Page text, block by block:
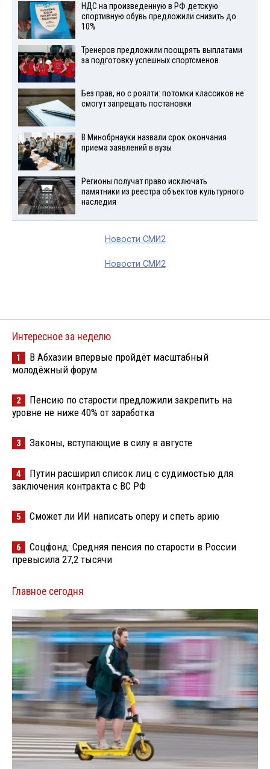
НДС на произведенную в РФ детскую
спортивную обувь предложили снизить до
10%
Тренеров предложили поощрять выплатами
за подготовку успешных спортсменов
Без прав, но с роялти: потомки классиков не
смогут запрещать постановки
В Минобрнауки назвали срок окончания
приема заявлений в вузы
Регионы получат право исключать
памятники из реестра объектов культурного
наследия
Новости СМИ2
Новости СМИ2
Интересное за неделю
1
В Абхазии впервые пройдёт масштабный
молодёжный форум
2
Пенсию по старости предложили закрепить на
уровне не ниже 40% от заработка
3 Законы, вступающие в силу в августе
4
Путин расширил список лиц с судимостью для
заключения контракта с ВС РФ
5 Сможет ли ИИ написать оперу и спеть арию
6
Соцфонд: Средняя пенсия по старости в России
превысила 27,2 тысячи
Главное сегодня